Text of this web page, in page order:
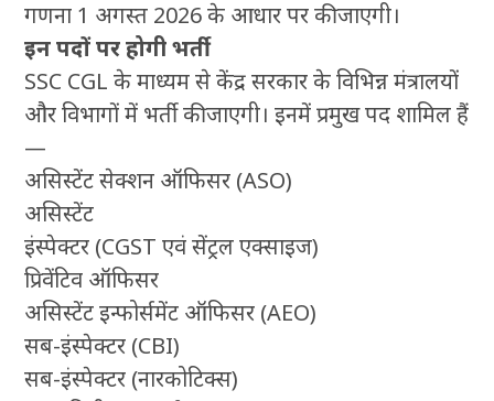
गणना 1 अगस्त 2026 के आधार पर की जाएगी।
इन पदों पर होगी भर्ती
SSC CGL के माध्यम से केंद्र सरकार के विभिन्न मंत्रालयों
और विभागों में भर्ती की जाएगी। इनमें प्रमुख पद शामिल हैं
—
असिस्टेंट सेक्शन ऑफिसर (ASO)
असिस्टेंट
इंस्पेक्टर (CGST एवं सेंट्रल एक्साइज)
प्रिवेंटिव ऑफिसर
असिस्टेंट इन्फोर्समेंट ऑफिसर (AEO)
सब-इंस्पेक्टर (CBI)
सब-इंस्पेक्टर (नारकोटिक्स)